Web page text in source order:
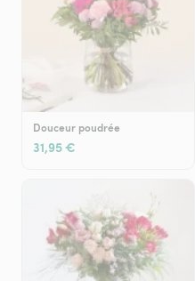
Douceur poudrée
31,95 €